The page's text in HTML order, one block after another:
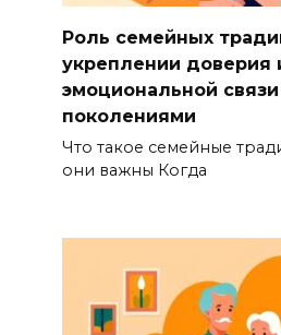
Роль семейных
укреплении доверия
эмоциональной
поколениями
Что такое семейные
они важны Когда